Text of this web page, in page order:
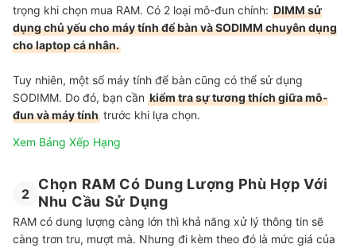
trọng khi chọn mua RAM. Có 2 loại mô-đun chính: DIMM sử
dụng chủ yếu cho máy tính để bàn và SODIMM chuyên dụng
cho laptop cá nhân.
Tuy nhiên, một số máy tính để bàn cũng có thể sử dụng
SODIMM. Do đó, bạn cần kiểm tra sự tương thích giữa mô-
đun và máy tính trước khi lựa chọn.
Xem Bảng Xếp Hạng
2
Chọn RAM Có Dung Lượng Phù Hợp Với
Nhu Cầu Sử Dụng
RAM có dung lượng càng lớn thì khả năng xử lý thông tin sẽ
càng trơn tru, mượt mà. Nhưng đi kèm theo đó là mức giá của